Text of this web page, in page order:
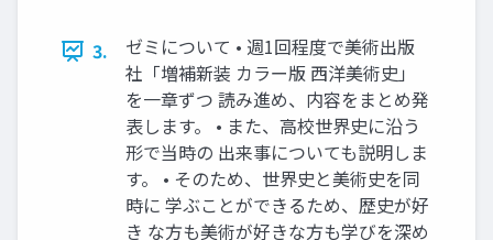
3.
ゼミについて • 週1回程度で美術出版
社「増補新装 カラー版 西洋美術史」
を一章ずつ 読み進め、内容をまとめ発
表します。 • また、高校世界史に沿う
形で当時の 出来事についても説明しま
す。 • そのため、世界史と美術史を同
時に 学ぶことができるため、歴史が好
き な方も美術が好きな方も学びを深め